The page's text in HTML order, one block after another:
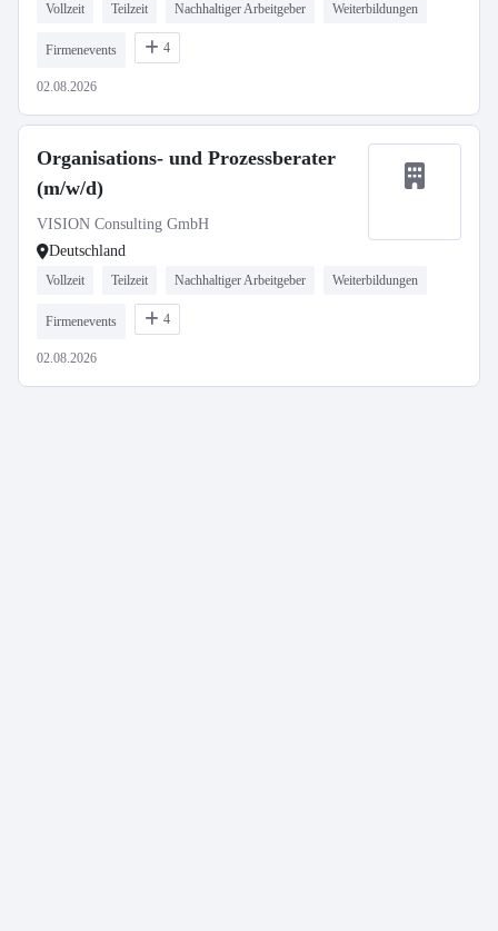
Vollzeit Teilzeit Nachhaltiger Arbeitgeber Weiterbildungen
Firmenevents 4
02.08.2026
Organisations- und Prozessberater
(m/w/d)
VISION Consulting GmbH
Deutschland
Vollzeit Teilzeit Nachhaltiger Arbeitgeber Weiterbildungen
Firmenevents 4
02.08.2026